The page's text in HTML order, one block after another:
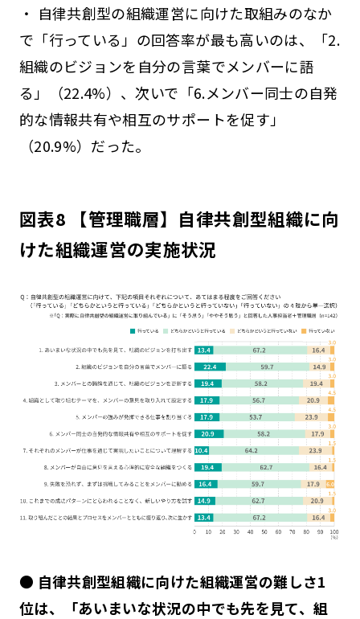
・ 自律共創型の組織運営に向けた取組みのなか
で「行っている」の回答率が最も高いのは、「2.
組織のビジョンを自分の言葉でメンバーに語
る」（22.4%）、次いで「6.メンバー同士の自発
的な情報共有や相互のサポートを促す」
（20.9%）だった。
図表8 【管理職層】自律共創型組織に向
けた組織運営の実施状況
● 自律共創型組織に向けた組織運営の難しさ1
位は、「あいまいな状況の中でも先を見て、組